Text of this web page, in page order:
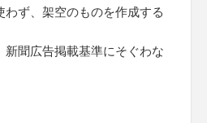
わず、架空のものを作成する
聞広告掲載基準にそぐわな